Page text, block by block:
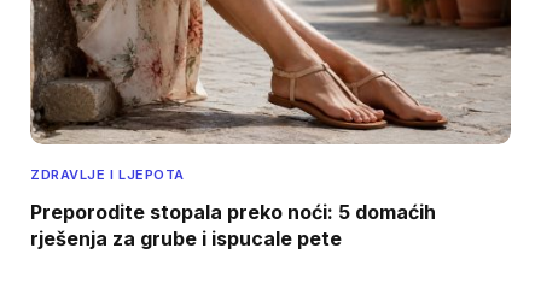
ZDRAVLJE I LJEPOTA
Preporodite stopala preko noći: 5 domaćih
rješenja za grube i ispucale pete